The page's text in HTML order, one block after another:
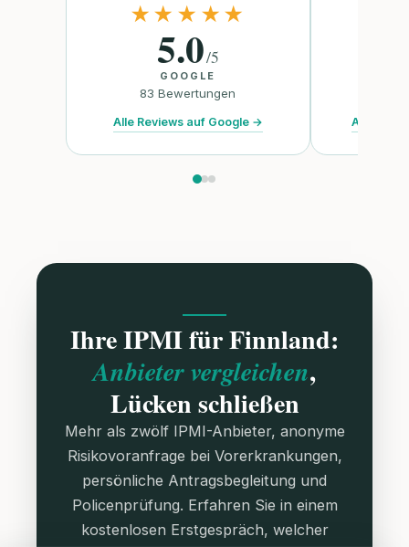
★★★★★
5.0/5
GOOGLE
83 Bewertungen
Alle Reviews auf Google→ Alle
Ihre IPMI für Finnland:
Anbieter vergleichen,
Lücken schließen
Mehr als zwölf IPMI-Anbieter, anonyme
Risikovoranfrage bei Vorerkrankungen,
persönliche Antragsbegleitung und
Policenprüfung. Erfahren Sie in einem
kostenlosen Erstgespräch, welcher